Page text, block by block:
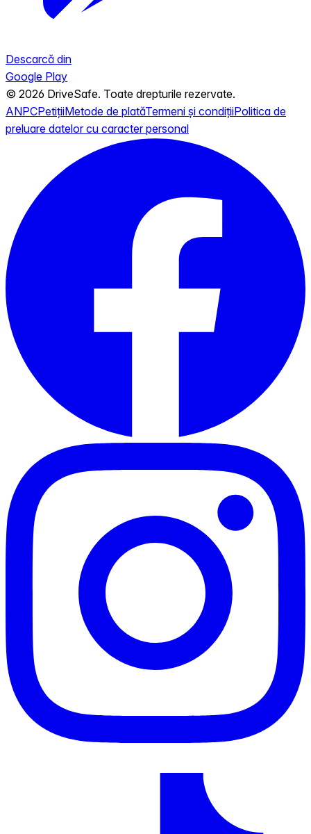
Descarcă din
Google Play
© 2026 DriveSafe. Toate drepturile rezervate.
ANPCPetițiiMetode de platăTermeni și condițiiPolitica de
preluare datelor cu caracter personal